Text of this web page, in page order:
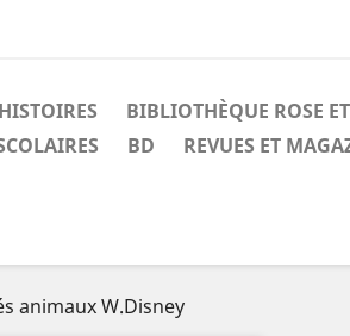
BIBLIOTHÈQUE ROSE
BD REVUES ET
animaux W.Disney